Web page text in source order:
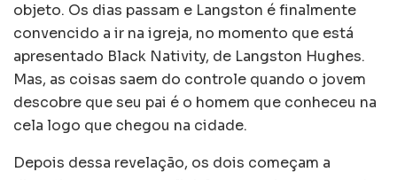
objeto. Os dias passam e Langston é finalmente
convencido a ir na igreja, no momento que está
apresentado Black Nativity, de Langston Hughes.
Mas, as coisas saem do controle quando o jovem
descobre que seu pai é o homem que conheceu na
cela logo que chegou na cidade.
Depois dessa revelação, os dois começam a